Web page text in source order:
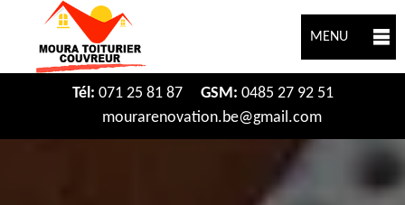
MENU
Tél: 071 25 81 87 GSM: 0485 27 92 51
mourarenovation.be@gmail.com